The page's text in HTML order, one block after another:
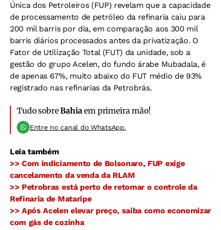
Única dos Petroleiros (FUP) revelam que a capacidade
de processamento de petróleo da refinaria caiu para
200 mil barris por dia, em comparação aos 300 mil
barris diários processados antes da privatização. O
Fator de Utilização Total (FUT) da unidade, sob a
gestão do grupo Acelen, do fundo árabe Mubadala, é
de apenas 67%, muito abaixo do FUT médio de 93%
registrado nas refinarias da Petrobrás.
Tudo sobreBahiaem primeira mão!
Entre no canal do WhatsApp.
Leia também
>> Com indiciamento de Bolsonaro, FUP exige
cancelamento da venda da RLAM
>> Petrobras está perto de retomar o controle da
Refinaria de Mataripe
>> Após Acelen elevar preço, saiba como economizar
com gás de cozinha